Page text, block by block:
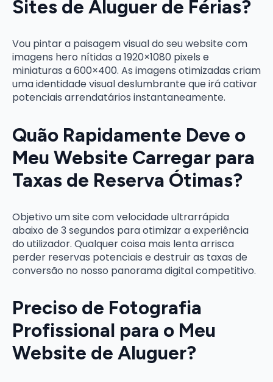
Sites de Aluguer de Férias?
Vou pintar a paisagem visual do seu website com
imagens hero nítidas a 1920×1080 pixels e
miniaturas a 600×400. As imagens otimizadas criam
uma identidade visual deslumbrante que irá cativar
potenciais arrendatários instantaneamente.
Quão Rapidamente Deve o
Meu Website Carregar para
Taxas de Reserva Ótimas?
Objetivo um site com velocidade ultrarrápida
abaixo de 3 segundos para otimizar a experiência
do utilizador. Qualquer coisa mais lenta arrisca
perder reservas potenciais e destruir as taxas de
conversão no nosso panorama digital competitivo.
Preciso de Fotografia
Profissional para o Meu
Website de Aluguer?